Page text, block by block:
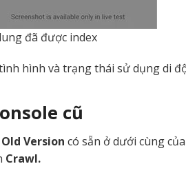
đã được index
hình và trạng thái sử dụng di
cũ
Version có sẵn ở dưới cùng
Crawl.